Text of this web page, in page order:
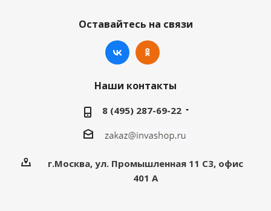
Оставайтесь на связи
Наши контакты
8 (495) 287-69-22
г.Москва, ул. Промышленная 11 C3, офис
401 А